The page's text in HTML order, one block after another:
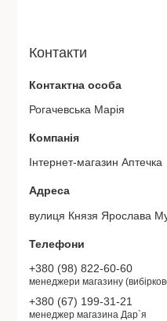
Контакти
Рогачевська Марiя
Iнтернет-магазин Аптечка
вулиця Князя Ярослава
+380 (98) 822-60-60
менеджери магазину
+380 (67) 199-31-21
менеджер магазина Дар`я